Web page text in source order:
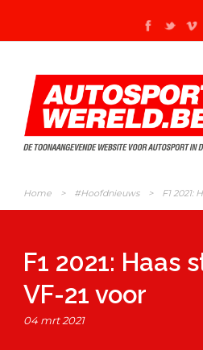
Home > #Hoofdnieuws > F1 2021:
F1 2021: Haas
VF-21 voor
04 mrt 2021